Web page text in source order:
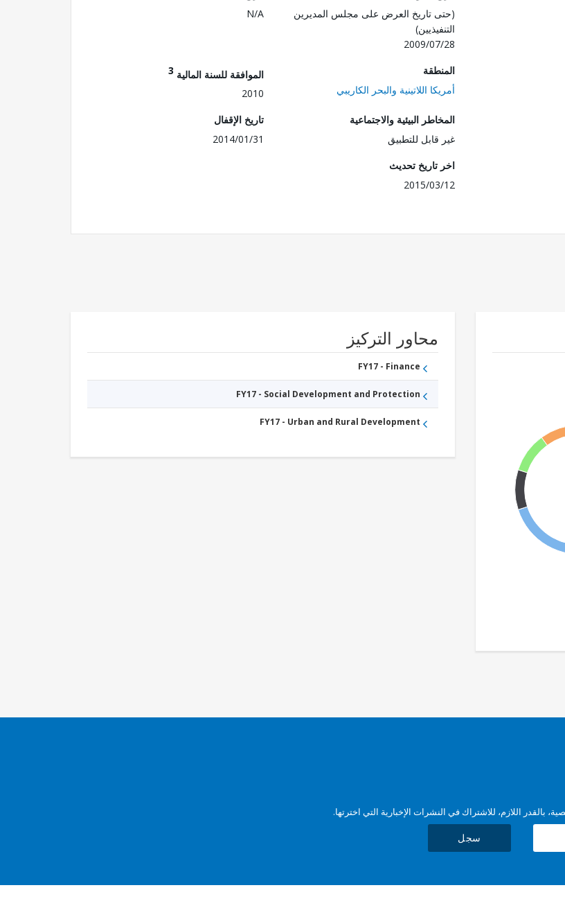
(حتى تاريخ العرض على مجلس المديرين
التنفيذيين)
2009/07/28
N/A
المنطقة
أمريكا اللاتينية والبحر الكاريبي
الموافقة للسنة المالية 3
2010
المخاطر البيئية والاجتماعية
غير قابل للتطبيق
تاريخ الإقفال
2014/01/31
اخر تاريخ تحديث
2015/03/12
محاور التركيز
FY17 - Finance
FY17 - Social Development and Protection
FY17 - Urban and Rural Development
بالقدر اللازم، للاشتراك في النشرات الإخبارية التي اخترتها.
سجل